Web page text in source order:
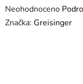
Průměrné
hodnocení
Neohodnoceno
Značka: Greisinger